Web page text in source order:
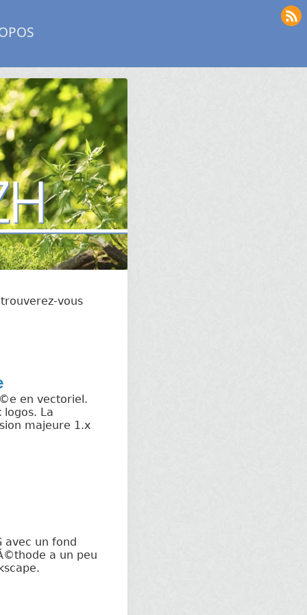
vous
en vectoriel.
La
majeure 1.x
avec un fond
a un peu